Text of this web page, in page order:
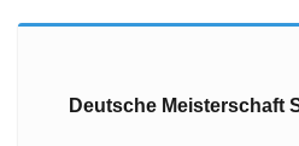
Deutsche Meisterschaft